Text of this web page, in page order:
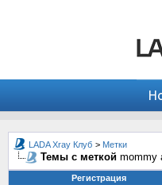
LADA Xray Клуб > Метки
Темы с меткой mommy
Регистрация